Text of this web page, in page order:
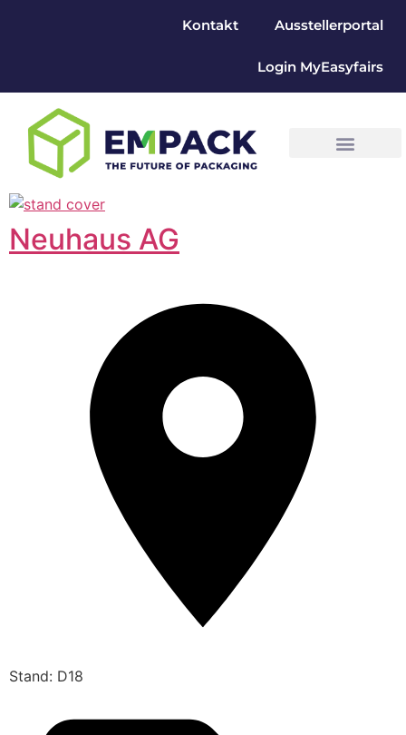
Kontakt Ausstellerportal
Login MyEasyfairs
Neuhaus AG
Stand: D18